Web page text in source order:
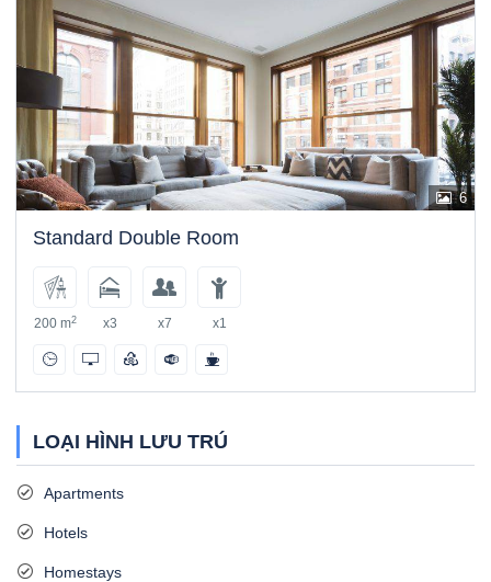
6
Standard Double Room
200 m2 x3 x7 x1
LOẠI HÌNH LƯU TRÚ
Apartments
Hotels
Homestays